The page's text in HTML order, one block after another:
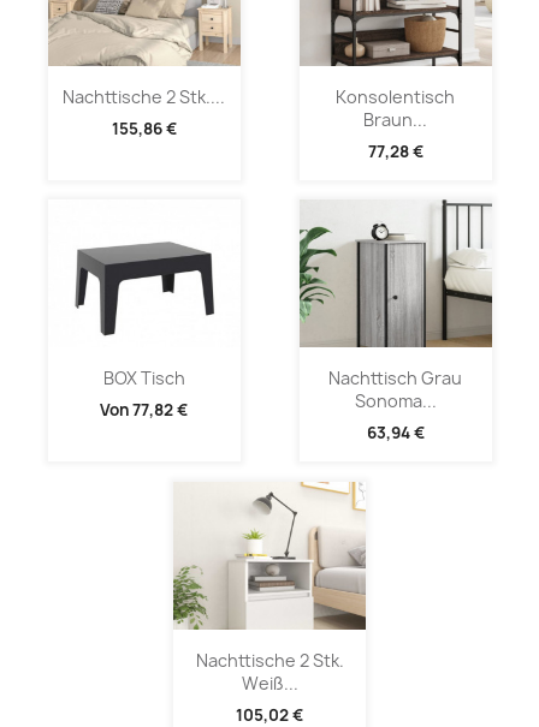
Nachttische 2 Stk....
155,86 €
Konsolentisch
Braun...
77,28 €
BOX Tisch
Von77,82 €
Nachttisch Grau
Sonoma...
63,94 €
Nachttische 2 Stk.
Weiß...
105,02 €